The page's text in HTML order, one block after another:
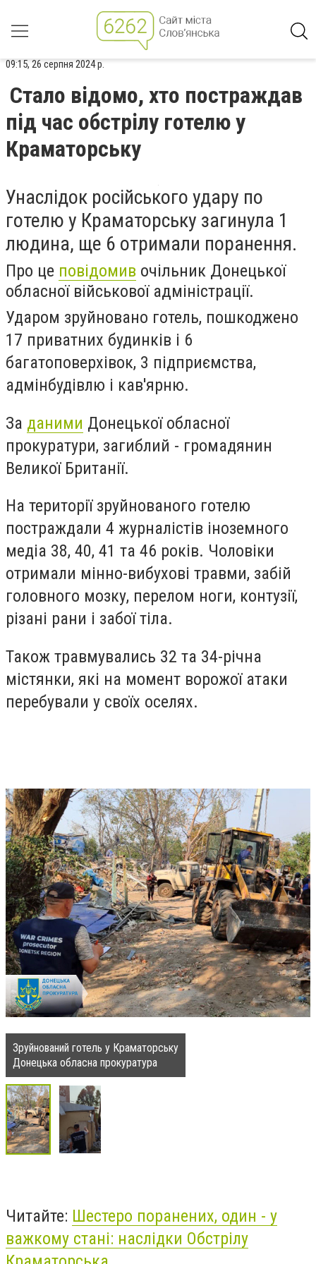
09:15, 26 серпня 2024 р.
Стало відомо, хто постраждав
під час обстрілу готелю у
Краматорську
Унаслідок російського удару по
готелю у Краматорську загинула 1
людина, ще 6 отримали поранення.
Про це повідомив очільник Донецької
обласної військової адміністрації.
Ударом зруйновано готель, пошкоджено
17 приватних будинків і 6
багатоповерхівок, 3 підприємства,
адмінбудівлю і кав'ярню.
За даними Донецької обласної
прокуратури, загиблий - громадянин
Великої Британії.
На території зруйнованого готелю
постраждали 4 журналістів іноземного
медіа 38, 40, 41 та 46 років. Чоловіки
отримали мінно-вибухові травми, забій
головного мозку, перелом ноги, контузії,
різані рани і забої тіла.
Також травмувались 32 та 34-річна
містянки, які на момент ворожої атаки
перебували у своїх оселях.
Зруйнований готель у Краматорську
Донецька обласна прокуратура
Читайте: Шестеро поранених, один - у
важкому стані: наслідки Обстрілу